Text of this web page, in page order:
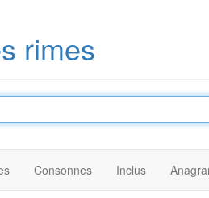
rimes
Consonnes Inclus